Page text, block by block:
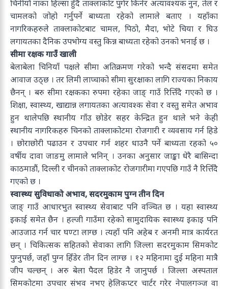
चिनीयाँ नाका हिल्सा हुँदै ताक्लाकोट पुगेर किनेर अत्यावश्यक नुन, तेल र
चामलको जोहो गर्नुपर्ने बाध्यता रहेको लामाले बताए । यहाँका
नागरिकहरुले ताक्लाकोटबाट चामल, पिठो, मैदा, भोटे चिया र घिउ
लगायतका दैनिक उपभोग्य वस्तु किन्न बाध्यता रहेको उनको भनाई छ ।
सीमा रक्षक गाउँ खाली
बेलाबेला चिनियाँ पक्षले सीमा अतिक्रमण गरेको भन्दै संसदमा समेत
आवाज उठ्छ । तर लिमी लाप्चाको सीमा सुरक्षाका लागि राज्यका निकाय
छैनन् । बरु सीमा रक्षकका रुपमा रहेका जाङ् गाउँ रित्तिँदै गएको छ ।
शिक्षा, स्वास्थ्य, खाद्यान्न लगायतका अत्यावश्क सेवा र वस्तु समेत अभाव
हुन थालेपछि स्थानीय गाँउ छोडेर सहर केन्द्रित हुन थाले भने केही
स्थानीय नागरिकहरु चिनको ताक्लाकोटमा रोजगारी र व्यवसाय गर्न हिडे
। छोराछोरी पढाउन र उपचार गर्न शहर धाउनै पर्ने बाध्यता रहको ५०
वर्षीय दावा जाङमु लामाले भनिन् । उनका अनुसार जाङ्का धेरै बासिन्दा
काठमाडौं, दिल्ली र चीनको ताक्लाकोट रोजगारीमा गएपछि गाउँ नै रित्तिँदै
गएको छ ।
स्वास्थ्य सुविधाको अभाव,सदरमुकाम पुग्न तीन दिन
जाङ् गाउँ आधारभुत स्वास्थ्य सेवाबाट पनि वञ्चित छ । यहा स्वास्थ्य
इकाई समेत छैन । हल्जी गाउँमा रहेको सामुदायिक स्वास्थ्य इकाइ पनि
आउजाउ गर्न चार घण्टा लाग्छ । त्यहाँ पनि अहेब र अनमी मात्र कार्यरत
छन् । चिकित्सक सहितको सेवाका लागि जिल्ला सदरमुकाम सिमकोट
पुग्नुपर्छ, जहाँ पुग्न हिँडेर तीन दिन लाग्छ । १२ महिनामा दुई महिना मात्रै
जीप चल्छन् । अरु बेला पैदल हिडेर नै जानुपर्छ । जिल्ला अस्पताल
सिमकोटमा उपचार संभव नभए हेलिकप्टर चार्टर गरेर नेपालगञ्ज वा